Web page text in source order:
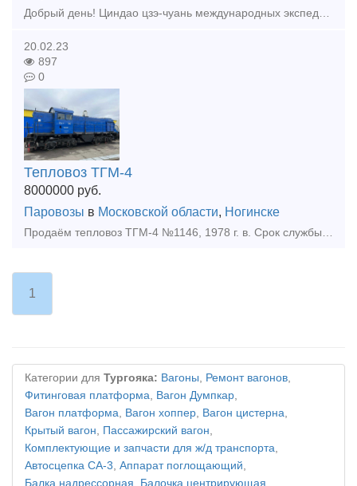
20.02.23
897
0
Тепловоз ТГМ-4
8000000 руб.
Паровозы в Московской области, Ногинске
1
Категории для Тургояка: Вагоны, Ремонт вагонов,
Фитинговая платформа, Вагон Думпкар,
Вагон платформа, Вагон хоппер, Вагон цистерна,
Крытый вагон, Пассажирский вагон,
Комплектующие и запчасти для ж/д транспорта,
Автосцепка СА-3, Аппарат поглощающий,
Балка надрессорная
Балочка центрирующая